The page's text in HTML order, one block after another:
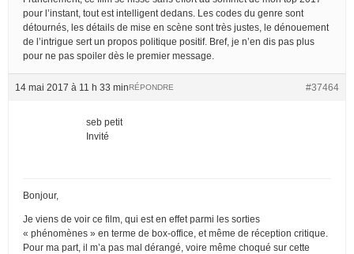
pour l’instant, tout est intelligent dedans. Les codes du genre sont
détournés, les détails de mise en scène sont très justes, le dénouement
de l’intrigue sert un propos politique positif. Bref, je n’en dis pas plus
pour ne pas spoiler dès le premier message.
14 mai 2017 à 11 h 33 min #37464
RÉPONDRE
seb petit
Invité
Bonjour,
Je viens de voir ce film, qui est en effet parmi les sorties
« phénomènes » en terme de box-office, et même de réception critique.
Pour ma part, il m’a pas mal dérangé, voire même choqué sur cette